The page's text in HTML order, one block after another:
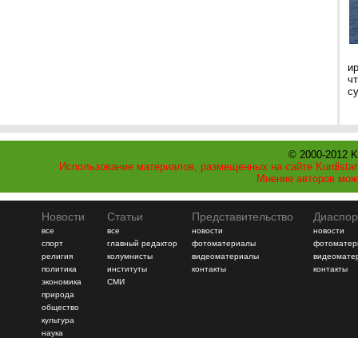
© 2000-2012
Использование материалов, размещенных на сайте
Мнение авторов
Новости
все
спорт
религия
политика
экономика
природа
общество
культура
наука
Статьи
все
главный редактор
колумнисты
институты
СМИ
Представительство
новости
фотоматериалы
видеоматериалы
контакты
новости
контакты